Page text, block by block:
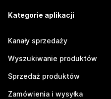
Kategorie aplikacji
Kanały sprzedaży
Wyszukiwanie produktów
Sprzedaż produktów
Zamówienia i wysyłka